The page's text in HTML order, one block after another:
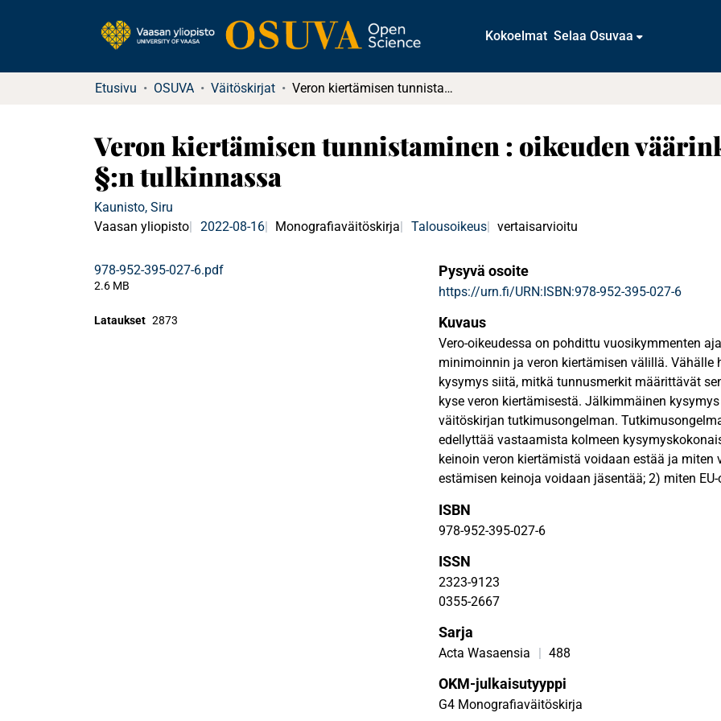
Kokoelmat Selaa Osuvaa
Etusivu OSUVA Väitöskirjat Veron kiertämisen tunnistaminen : oikeuden väärinkäytön kielto VML 28 §:n tulkinnassa
Veron kiertämisen tunnistaminen : oikeuden
§:n tulkinnassa
Kaunisto, Siru
Vaasan yliopisto
2022-08-16 Monografiaväitöskirja Talousoikeus vertaisarvioitu
978-952-395-027-6.pdf
2.6 MB
Lataukset 2873
Pysyvä osoite
https://urn.fi/URN:ISBN:978-952-395-027-6
Kuvaus
Vero-oikeudessa on pohdittu vuosikymmenten
minimoinnin ja veron kiertämisen välillä. Vähälle
kysymys siitä, mitkä tunnusmerkit määrittävät
kyse veron kiertämisestä. Jälkimmäinen
väitöskirjan tutkimusongelman.
edellyttää vastaamista kolmeen
keinoin veron kiertämistä voidaan estää ja miten
estämisen keinoja voidaan jäsentää; 2) miten EU-
VML) 28 §:n tulkinnassa sekä 3) mitkä ovat
ja mikä on näiden tunnusmerkkien sisältö VML
Tässä oikeusdogmaattisessa tutkimuksessa
systematisoidaan veron kiertämisen toteamisen
kiertämistä voidaan estää primaaristen ja
eivätkä keinot ole toisiaan poissulkevia.
veronkiertodirektiivin (EU 2016/1164) 6 artiklan
eli implementoinnin myötä. Tutkimuksen
ISBN
978-952-395-027-6
ISSN
2323-9123
0355-2667
Sarja
Acta Wasaensia | 488
OKM-julkaisutyyppi
G4 Monografiaväitöskirja